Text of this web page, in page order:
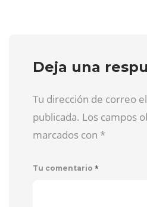
Deja una
Tu dirección de correo
publicada. Los campos
marcados con *
Tu comentario *